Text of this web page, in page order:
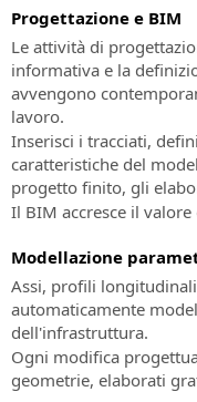
progettazione
ferroviaria
e
stradale
SierraSoft
Roads
Design
Studio
BIM
la
progettazione
stradale
e
idraulica
supporto
tecnico
clienti
Assistenza
clienti
su
ordini,
fatture,
e
prodotti
senza
Subscription
Tutte
informazioni
prossimi
eventi
in
presenza
Eventi
-
Live”
Tutte
le
informazioni
sui
Contratto
Modalità
di
pagamento
accettate:
Acquistalo
Progettazione e BIM
Le attività di
informativa e la
avvengono
lavoro.
Inserisci i tracciati,
caratteristiche del
progetto finito, gli
Il BIM accresce il
Modellazione
Assi, profili
automaticamente
dell'infrastruttura.
Ogni modifica
geometrie, elaborati